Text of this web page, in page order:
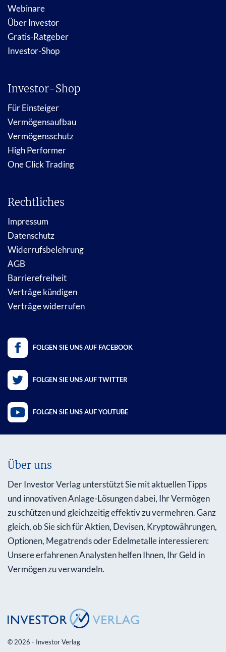
Webinare
Über Investor
Gratis-Ratgeber
Investor-Shop
Investor-Shop
Für Einsteiger
Vermögensaufbau
Vermögensschutz
High Performer
One Click Trading
Rechtliches
Impressum
Datenschutz
Widerrufsbelehrung
AGB
Barrierefreiheit
Verträge kündigen
Verträge widerrufen
FOLGEN SIE UNS AUF FACEBOOK
FOLGEN SIE UNS AUF TWITTER
FOLGEN SIE UNS AUF YOUTUBE
Über uns
Der Investor Verlag unterstützt Sie mit aktuellen Tipps
und innovativen Anlage-Lösungen dabei, Ihr Vermögen
zu schützen und gleichzeitig effektiv zu vermehren. Ganz
gleich, ob Sie sich für Aktien, Devisen, Kryptowährungen,
Optionen, Megatrends oder Edelmetalle interessieren:
Unsere erfahrenen Analysten helfen Ihnen, Ihr Geld in
Vermögen zu verwandeln.
© 2026 - Investor Verlag